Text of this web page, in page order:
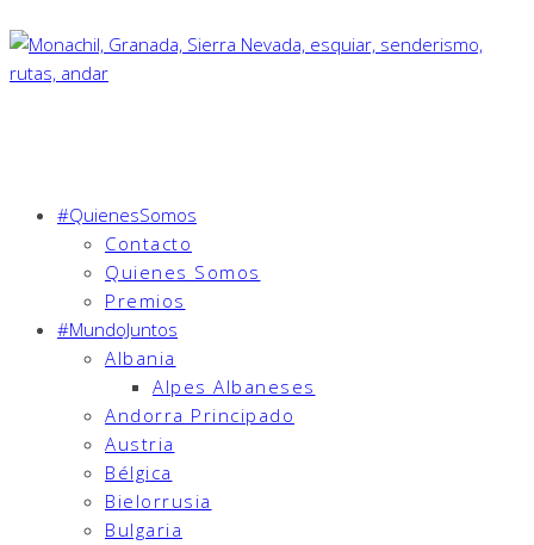
#QuienesSomos
Contacto
Quienes Somos
Premios
#MundoJuntos
Albania
Alpes Albaneses
Andorra Principado
Austria
Bélgica
Bielorrusia
Bulgaria